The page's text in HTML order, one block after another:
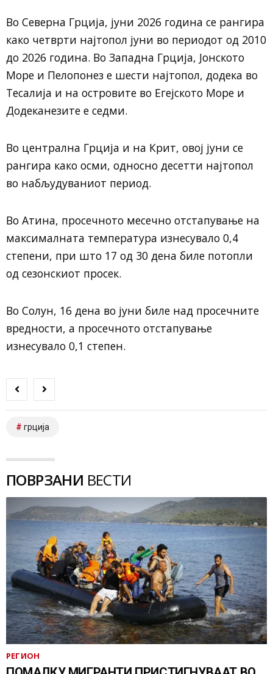
Во Северна Грција, јуни 2026 година се рангира
како четврти најтопол јуни во периодот од 2010
до 2026 година. Во Западна Грција, Јонското
Море и Пелопонез е шести најтопол, додека во
Тесалија и на островите во Егејското Море и
Додеканезите е седми.
Во централна Грција и на Крит, овој јуни се
рангира како осми, односно десетти најтопол
во набљудуваниот период.
Во Атина, просечното месечно отстапување на
максималната температура изнесувало 0,4
степени, при што 17 од 30 дена биле потопли
од сезонскиот просек.
Во Солун, 16 дена во јуни биле над просечните
вредности, а просечното отстапување
изнесувало 0,1 степен.
грција
ПОВРЗАНИ ВЕСТИ
РЕГИОН